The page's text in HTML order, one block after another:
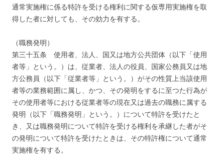
通常実施権に係る特許を受ける権利に関する仮専用実施権を取
得した者に対しても、その効力を有する。
（職務発明）
第三十五条 使用者、法人、国又は地方公共団体（以下「使用
者等」という。）は、従業者、法人の役員、国家公務員又は地
方公務員（以下「従業者等」という。）がその性質上当該使用
者等の業務範囲に属し、かつ、その発明をするに至つた行為が
その使用者等における従業者等の現在又は過去の職務に属する
発明（以下「職務発明」という。）について特許を受けたと
き、又は職務発明について特許を受ける権利を承継した者がそ
の発明について特許を受けたときは、その特許権について通常
実施権を有する。